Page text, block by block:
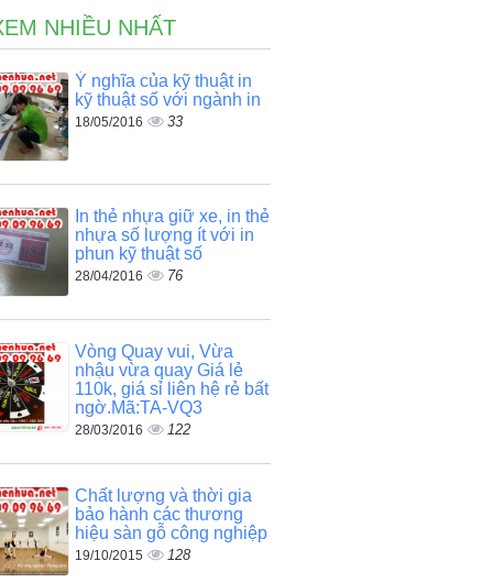
NHIỀU NHẤT
Ý nghĩa của kỹ thuật in
kỹ thuật số với ngành in
18/05/2016 33
In thẻ nhựa giữ xe, in thẻ
nhựa số lượng ít với in
phun kỹ thuật số
28/04/2016 76
Vòng Quay vui, Vừa
nhậu vừa quay Giá lẻ
110k, giá sỉ liên hệ rẻ bất
ngờ.Mã:TA-VQ3
28/03/2016 122
Chất lượng và thời gia
bảo hành các thương
hiệu sàn gỗ công nghiệp
19/10/2015 128